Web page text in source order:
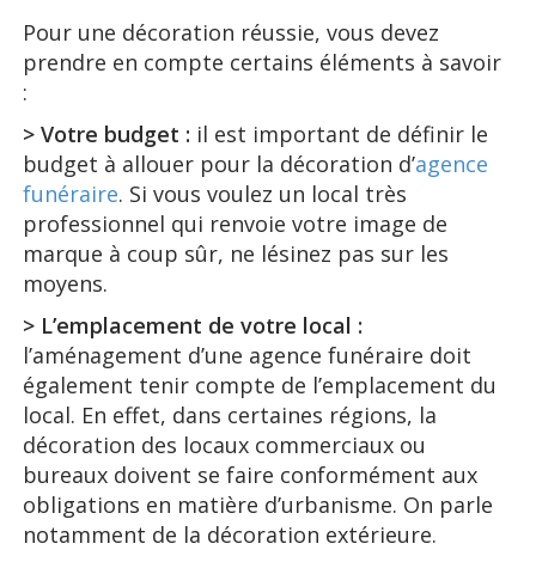
Pour une décoration réussie, vous devez
prendre en compte certains éléments à savoir
:
> Votre budget : il est important de définir le
budget à allouer pour la décoration d’agence
funéraire. Si vous voulez un local très
professionnel qui renvoie votre image de
marque à coup sûr, ne lésinez pas sur les
moyens.
> L’emplacement de votre local :
l’aménagement d’une agence funéraire doit
également tenir compte de l’emplacement du
local. En effet, dans certaines régions, la
décoration des locaux commerciaux ou
bureaux doivent se faire conformément aux
obligations en matière d’urbanisme. On parle
notamment de la décoration extérieure.